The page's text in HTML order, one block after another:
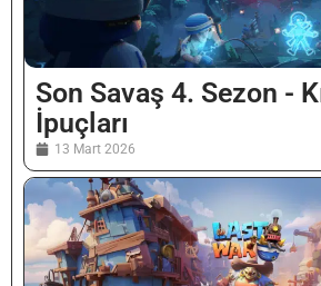
Son Savaş 4. Sezon -
İpuçları
13 Mart 2026